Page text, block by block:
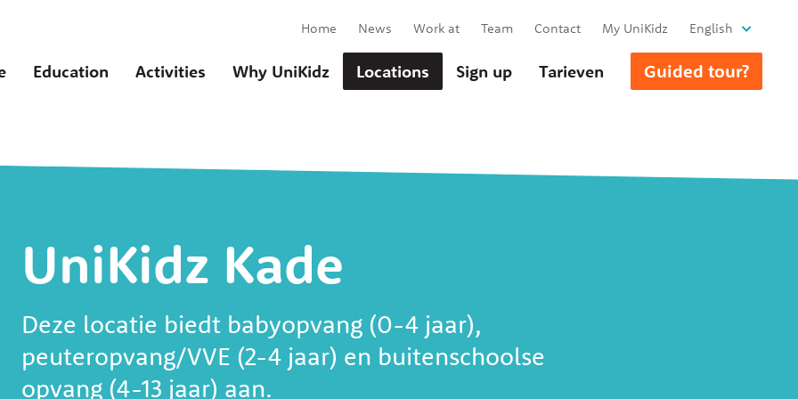
Education Activities Why UniKidz Locations Sign up Tarieven Guided tour?
Home News Work at Team Contact My UniKidz English
UniKidz Kade
Deze locatie biedt babyopvang (0-4 jaar),
peuteropvang/VVE (2-4 jaar) en buitenschoolse
opvang (4-13 jaar) aan.